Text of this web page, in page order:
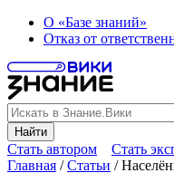
О «Базе знаний»
Отказ от
Найти
Стать автором
Стать
Главная /Статьи /